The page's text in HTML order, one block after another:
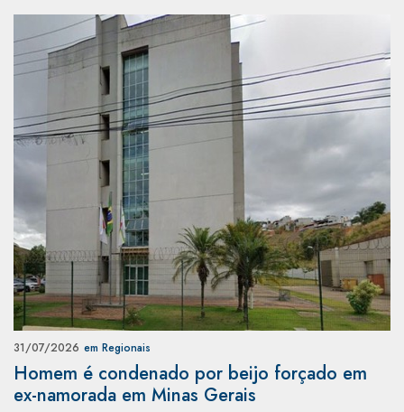
31/07/2026 em Regionais
Homem é condenado por beijo forçado em
ex-namorada em Minas Gerais